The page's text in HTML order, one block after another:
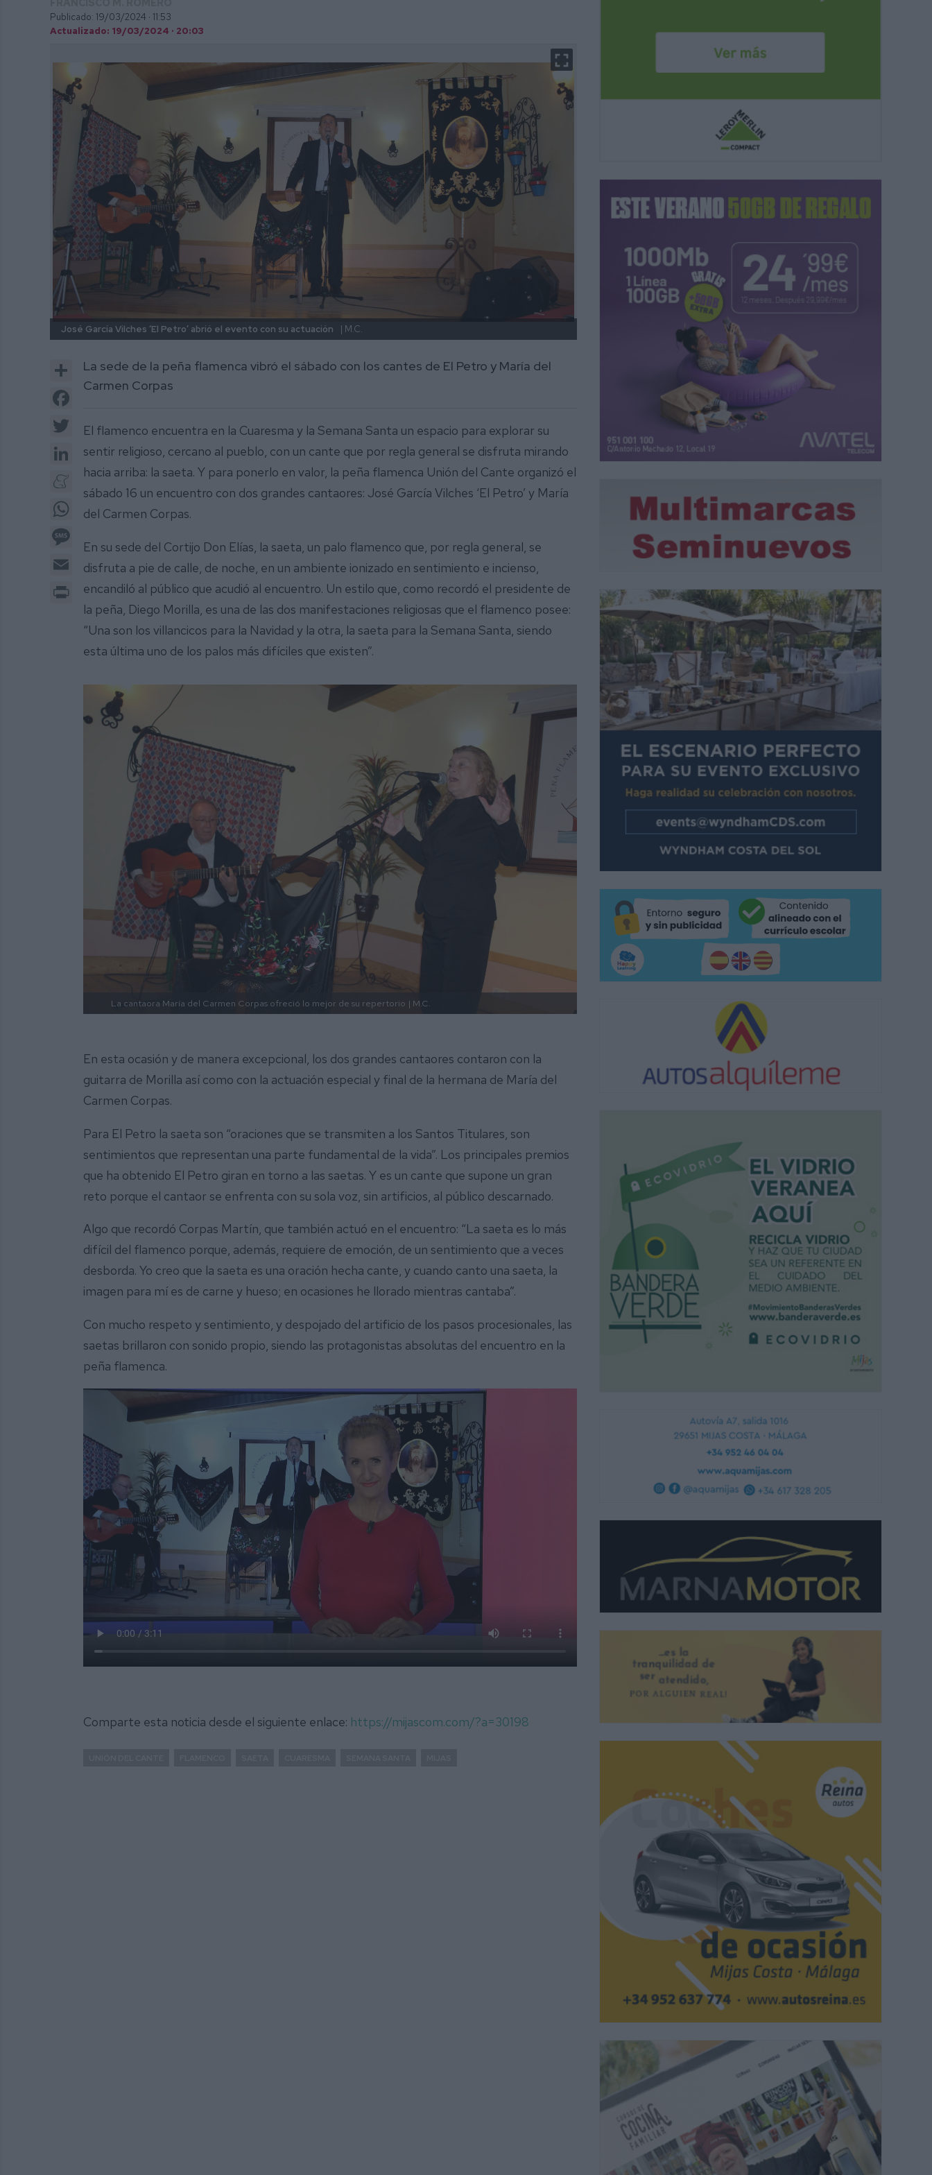
Publicado: 19/03/2024 · 11:53
Actualizado: 19/03/2024 · 20:03
José García Vilches ‘El Petro’ abrió el evento con su actuación | M.C. La cantaora María del Carmen Corpas ofreció lo mejor de su repertorio
Share
Facebook
LinkedIn
Meneame
Print
La sede de la peña flamenca vibró el sábado con los cantes de El Petro y María del
Carmen Corpas
El flamenco encuentra en la Cuaresma y la Semana Santa un espacio para explorar su
sentir religioso, cercano al pueblo, con un cante que por regla general se disfruta mirando
hacia arriba: la saeta. Y para ponerlo en valor, la peña flamenca Unión del Cante organizó el
sábado 16 un encuentro con dos grandes cantaores: José García Vilches ‘El Petro’ y María
del Carmen Corpas.
En su sede del Cortijo Don Elías, la saeta, un palo flamenco que, por regla general, se
disfruta a pie de calle, de noche, en un ambiente ionizado en sentimiento e incienso,
encandiló al público que acudió al encuentro. Un estilo que, como recordó el presidente de
la peña, Diego Morilla, es una de las dos manifestaciones religiosas que el flamenco posee:
“Una son los villancicos para la Navidad y la otra, la saeta para la Semana Santa, siendo
esta última uno de los palos más difíciles que existen”.
La cantaora María del Carmen Corpas ofreció lo mejor de su repertorio | M.C.
En esta ocasión y de manera excepcional, los dos grandes cantaores contaron con la
guitarra de Morilla así como con la actuación especial y final de la hermana de María del
Carmen Corpas.
Para El Petro la saeta son “oraciones que se transmiten a los Santos Titulares, son
sentimientos que representan una parte fundamental de la vida”. Los principales premios
que ha obtenido El Petro giran en torno a las saetas. Y es un cante que supone un gran
reto porque el cantaor se enfrenta con su sola voz, sin artificios, al público descarnado.
Algo que recordó Corpas Martín, que también actuó en el encuentro: “La saeta es lo más
difícil del flamenco porque, además, requiere de emoción, de un sentimiento que a veces
desborda. Yo creo que la saeta es una oración hecha cante, y cuando canto una saeta, la
imagen para mí es de carne y hueso; en ocasiones he llorado mientras cantaba”.
Con mucho respeto y sentimiento, y despojado del artificio de los pasos procesionales, las
saetas brillaron con sonido propio, siendo las protagonistas absolutas del encuentro en la
peña flamenca.
Comparte esta noticia desde el siguiente enlace: https://mijascom.com/?a=30198